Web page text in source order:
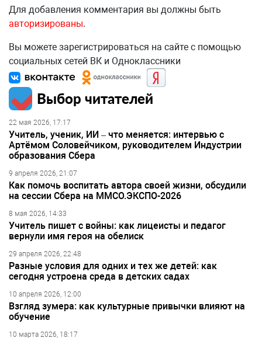
Для добавления комментария вы должны быть
авторизированы.
Вы можете зарегистрироваться на сайте с помощью
социальных сетей ВК и Одноклассники
Выбор читателей
22 мая 2026, 17:17
Учитель, ученик, ИИ – что меняется: интервью с
Артёмом Соловейчиком, руководителем Индустрии
образования Сбера
9 апреля 2026, 21:07
Как помочь воспитать автора своей жизни, обсудили
на сессии Сбера на ММСО.ЭКСПО-2026
8 мая 2026, 14:33
Учитель пишет с войны: как лицеисты и педагог
вернули имя героя на обелиск
29 апреля 2026, 22:48
Разные условия для одних и тех же детей: как
сегодня устроена среда в детских садах
10 апреля 2026, 12:00
Взгляд зумера: как культурные привычки влияют на
обучение
10 марта 2026, 18:17